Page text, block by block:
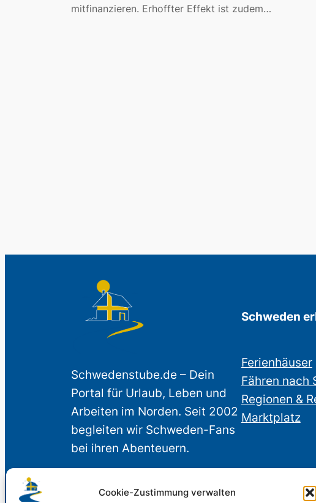
Cookie-Zustimmung verwalten
mitfinanzieren. Erhoffter Effekt ist zudem…
Schwedenstube.de – Dein
Portal für Urlaub, Leben und
Arbeiten im Norden. Seit 2002
begleiten wir Schweden-Fans
bei ihren Abenteuern.
Schweden
Ferienhäuser
Fähren nach
Regionen &
Marktplatz